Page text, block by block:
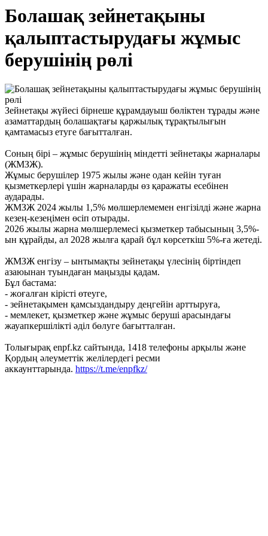
Болашақ зейнетақыны
қалыптастырудағы жұмыс
берушінің рөлі
Зейнетақы жүйесі бірнеше құрамдауыш бөліктен тұрады және
азаматтардың болашақтағы қаржылық тұрақтылығын
қамтамасыз етуге бағытталған.
Соның бірі – жұмыс берушінің міндетті зейнетақы жарналары
(ЖМЗЖ).
Жұмыс берушілер 1975 жылы және одан кейін туған
қызметкерлері үшін жарналарды өз қаражаты есебінен
аударады.
ЖМЗЖ 2024 жылы 1,5% мөлшерлемемен енгізілді және жарна
кезең-кезеңімен өсіп отырады.
2026 жылы жарна мөлшерлемесі қызметкер табысының 3,5%-
ын құрайды, ал 2028 жылға қарай бұл көрсеткіш 5%-ға жетеді.
ЖМЗЖ енгізу – ынтымақты зейнетақы үлесінің біртіндеп
азаюынан туындаған маңызды қадам.
Бұл бастама:
- жоғалған кірісті өтеуге,
- зейнетақымен қамсыздандыру деңгейін арттыруға,
- мемлекет, қызметкер және жұмыс беруші арасындағы
жауапкершілікті әділ бөлуге бағытталған.
Толығырақ enpf.kz сайтында, 1418 телефоны арқылы және
Қордың әлеуметтік желілердегі ресми
аккаунттарында. https://t.me/enpfkz/